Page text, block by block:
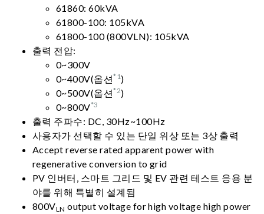
61860: 60kVA
61800-100: 105kVA
61800-100 (800VLN): 105kVA
출력 전압:
0~300V
0~400V(옵션*1)
0~500V(옵션*2)
0~800V*3
출력 주파수: DC, 30Hz~100Hz
사용자가 선택할 수 있는 단일 위상 또는 3상 출력
Accept reverse rated apparent power with
regenerative conversion to grid
PV 인버터, 스마트 그리드 및 EV 관련 테스트 응용 분
야를 위해 특별히 설계됨
800VLN output voltage for high voltage high power